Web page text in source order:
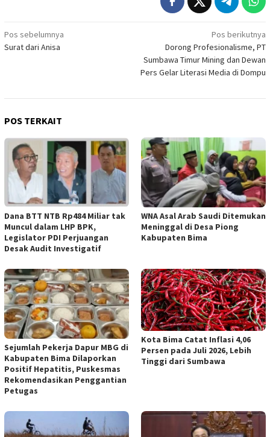
Navigasi
pos
Pos sebelumnya
Surat dari Anisa
Pos berikutnya
Dorong Profesionalisme, PT
Sumbawa Timur Mining dan Dewan
Pers Gelar Literasi Media di Dompu
POS TERKAIT
Dana BTT NTB Rp484 Miliar tak
Muncul dalam LHP BPK,
Legislator PDI Perjuangan
Desak Audit Investigatif
WNA Asal Arab Saudi Ditemukan
Meninggal di Desa Piong
Kabupaten Bima
Sejumlah Pekerja Dapur MBG di
Kabupaten Bima Dilaporkan
Positif Hepatitis, Puskesmas
Rekomendasikan Penggantian
Petugas
Kota Bima Catat Inflasi 4,06
Persen pada Juli 2026, Lebih
Tinggi dari Sumbawa